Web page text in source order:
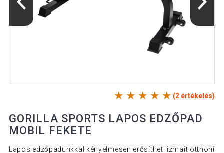
(2 értékelés)
GORILLA SPORTS LAPOS EDZŐPAD
MOBIL FEKETE
Lapos edzőpadunkkal kényelmesen erősítheti izmait otthoni